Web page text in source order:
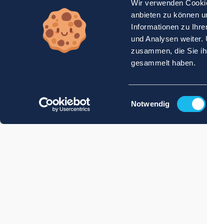
Wir verwenden
anbieten zu können
Informationen zu
und Analysen
zusammen, die Sie
gesammelt haben.
Einwilligungsauswahl
Notwendig